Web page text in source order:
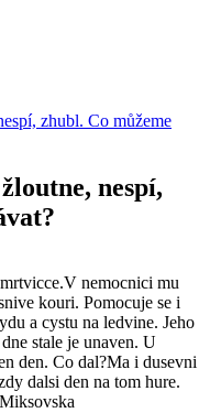
zhubl. Co můžeme
nespí,
nemocnici mu
kouri. Pomocuje se i
a cystu na ledvine. Jeho
stale je unaven. U
den. Co dal?Ma i dusevni
dalsi den na tom hure.